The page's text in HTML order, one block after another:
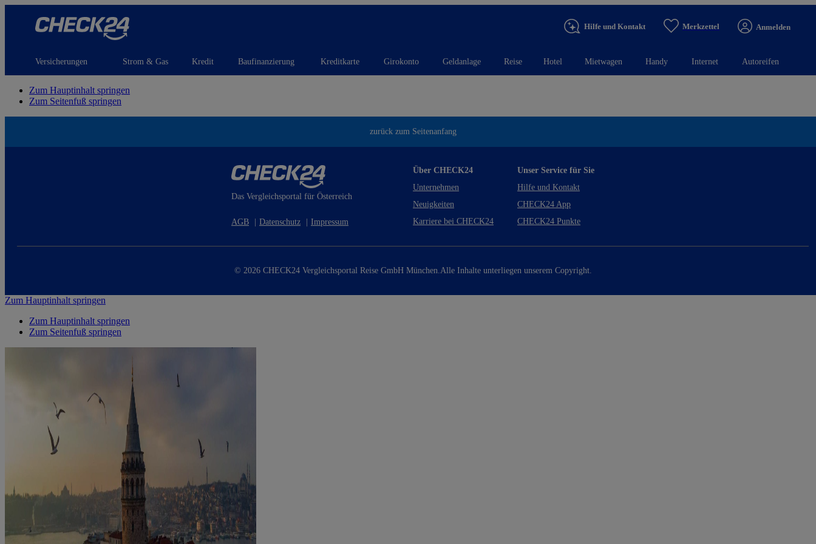
Hilfe und Kontakt Merkzettel Anmelden
Versicherungen Strom & Gas Kredit Baufinanzierung Kreditkarte Girokonto Geldanlage Reise Hotel Mietwagen Handy Internet Autoreifen
Zum Hauptinhalt springen
Zum Seitenfuß springen
zurück zum Seitenanfang
Das Vergleichsportal für Österreich
AGB Datenschutz Impressum
Über CHECK24
Unternehmen
Neuigkeiten
Karriere bei CHECK24
Unser Service für Sie
Hilfe und Kontakt
CHECK24 App
CHECK24 Punkte
© 2026 CHECK24 Vergleichsportal Reise GmbH München.Alle Inhalte unterliegen unserem Copyright.
Zum Hauptinhalt springen
Zum Hauptinhalt springen
Zum Seitenfuß springen